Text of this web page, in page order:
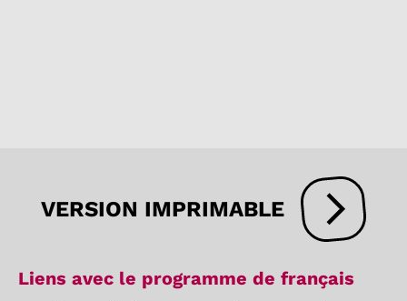
VERSION IMPRIMABLE
Liens avec le programme de français